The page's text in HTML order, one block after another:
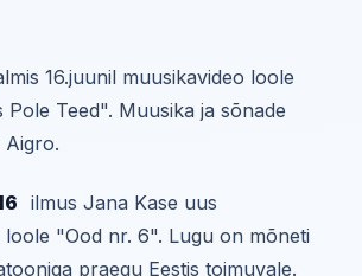
16.juunil muusikavideo loole
Pole Teed". Muusika ja sõnade
ilmus Jana Kase uus
loole "Ood nr. 6". Lugu on mõneti
praegu Eestis toimuvale.